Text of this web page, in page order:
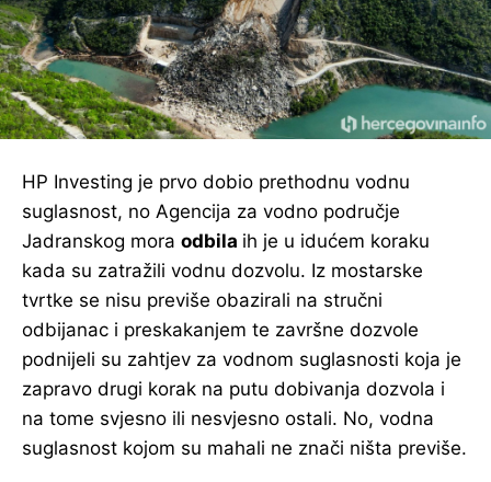
HP Investing je prvo dobio prethodnu vodnu
suglasnost, no Agencija za vodno područje
Jadranskog mora odbila ih je u idućem koraku
kada su zatražili vodnu dozvolu. Iz mostarske
tvrtke se nisu previše obazirali na stručni
odbijanac i preskakanjem te završne dozvole
podnijeli su zahtjev za vodnom suglasnosti koja je
zapravo drugi korak na putu dobivanja dozvola i
na tome svjesno ili nesvjesno ostali. No, vodna
suglasnost kojom su mahali ne znači ništa previše.